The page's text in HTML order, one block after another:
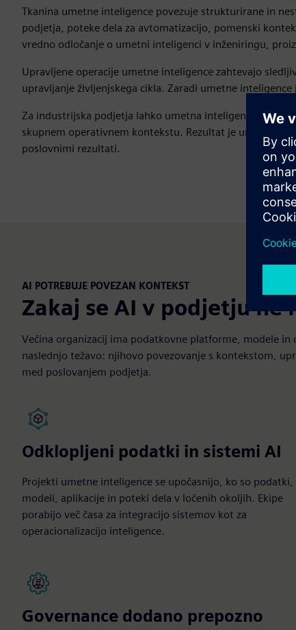
Tkanina umetne inteligence povezuje strukturirane in
podjetja, poteke dela za avtomatizacijo, pomenski
vredno odločanje o umetni inteligenci v inženiringu,
Upravljene operacije umetne inteligence zahtevajo
upravljanje življenjskega cikla. Zaradi umetne
Za industrijska podjetja lahko umetna inteligenca
skupnem operativnem kontekstu. Rezultat je umetna
poslovnimi rezultati.
AI POTREBUJE POVEZAN KONTEKST
Zakaj se AI v podjetju ne
Večina organizacij ima podatkovne platforme, modele
naslednjo težavo: njihovo povezovanje s kontekstom,
med poslovanjem podjetja.
Odklopljeni podatki in sistemi AI
Projekti umetne inteligence se upočasnijo, ko so podatki,
modeli, aplikacije in poteki dela v ločenih okoljih. Ekipe
porabijo več časa za integracijo sistemov kot za
operacionalizacijo inteligence.
Governance dodano prepozno